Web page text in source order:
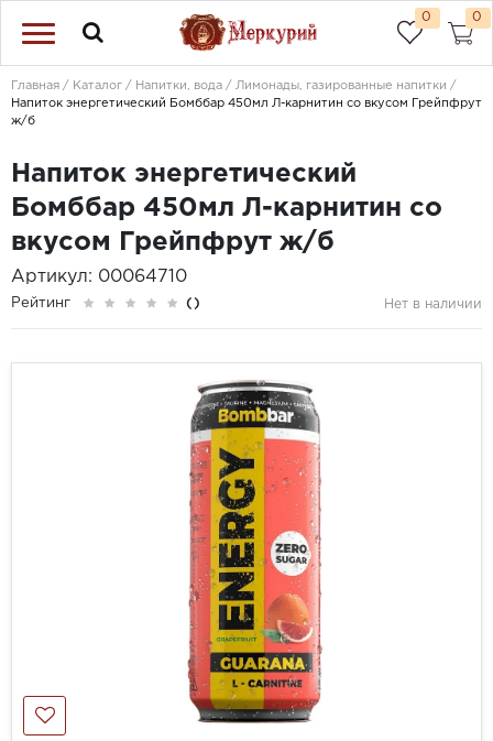
0 0
Главная Каталог Напитки, вода
Лимонады, газированные напитки
Напиток энергетический Бомббар 450мл Л-карнитин со вкусом Грейпфрут
ж/б
Напиток энергетический
Бомббар 450мл Л-карнитин со
вкусом Грейпфрут ж/б
Артикул: 00064710
Рейтинг () Нет в наличии